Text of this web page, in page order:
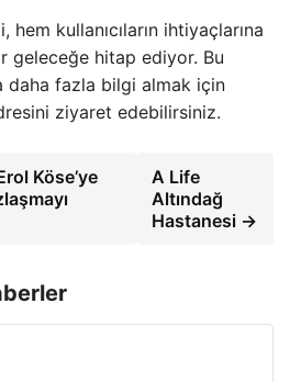
hem kullanıcıların ihtiyaçlarına
geleceğe hitap ediyor. Bu
daha fazla bilgi almak için
ziyaret edebilirsiniz.
Köse’ye
A Life
Altındağ
Hastanesi →